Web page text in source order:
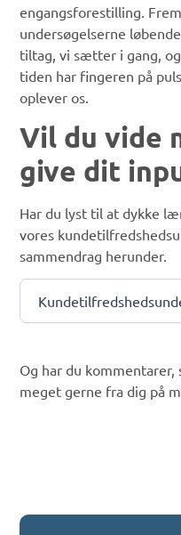
engangsforestilling.
undersøgelserne
tiltag, vi sætter i gang,
tiden har fingeren på
oplever os.
Vil du vide
give dit
Har du lyst til at dykke
vores
sammendrag herunder.
Og har du
meget gerne fra dig på